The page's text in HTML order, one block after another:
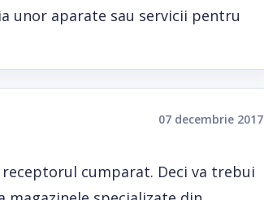
unor aparate sau servicii pentru
07 decembrie 2017
cumparat. Deci va trebui